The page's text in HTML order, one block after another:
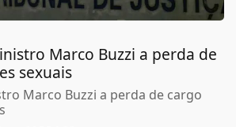
Marco Buzzi a perda de
sexuais
Marco Buzzi a perda de cargo